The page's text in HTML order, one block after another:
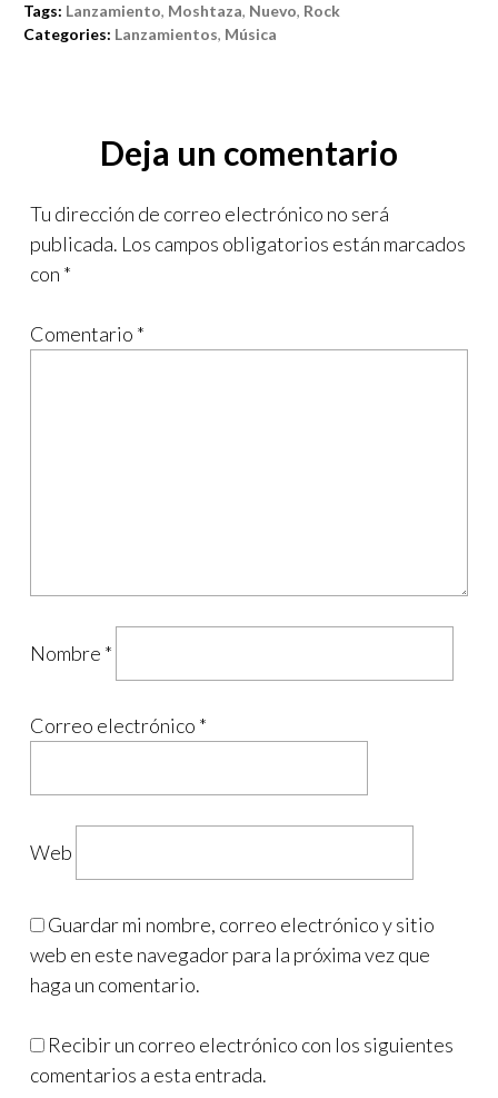
Tags: Lanzamiento, Moshtaza, Nuevo, Rock
Categories: Lanzamientos, Música
Deja un comentario
Tu dirección de correo electrónico no será
publicada. Los campos obligatorios están marcados
con *
Comentario *
Nombre *
Correo electrónico *
Web
Guardar mi nombre, correo electrónico y sitio
web en este navegador para la próxima vez que
haga un comentario.
Recibir un correo electrónico con los siguientes
comentarios a esta entrada.